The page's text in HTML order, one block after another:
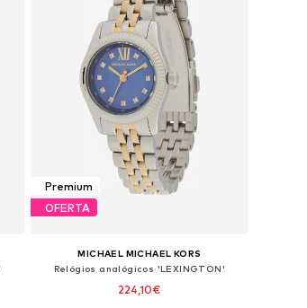
Premium
OFERTA
MICHAEL MICHAEL KORS
Relógios analógicos 'LEXINGTON'
224,10€